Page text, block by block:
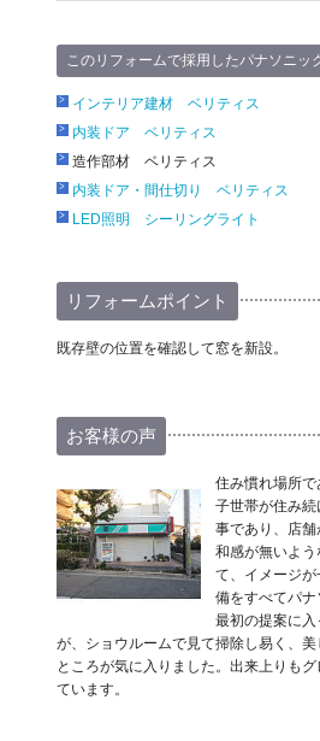
このリフォームで採用したパナソニッ
インテリア建材 ベリティス
内装ドア ベリティス
造作部材 ベリティス
内装ドア・間仕切り ベリティス
LED照明 シーリングライト
リフォームポイント
既存壁の位置を確認して窓を新設。
お客様の声
住み慣れ場所
子世帯が住み
事であり、店
和感が無いよ
て、イメージ
備をすべてパ
最初の提案に
が、ショウルームで見て掃除し易く、
ところが気に入りました。出来上りも
ています。